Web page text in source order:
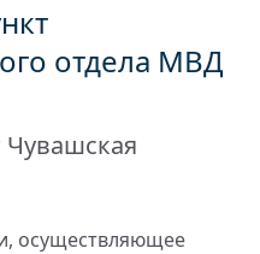
отдела МВД
осуществляющее